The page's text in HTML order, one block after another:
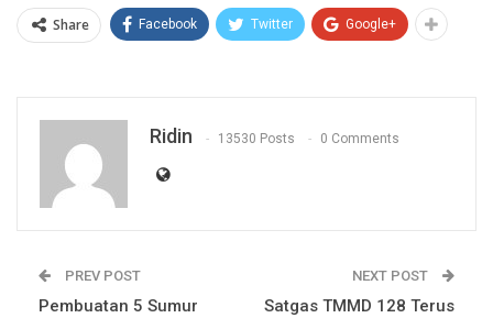
Share Facebook Twitter Google+
Ridin 13530 Posts 0 Comments
PREV POST
Pembuatan 5 Sumur
NEXT POST
Satgas TMMD 128 Terus